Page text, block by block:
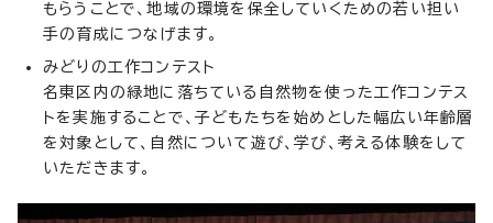
もらうことで、地域の環境を保全していくための若い担い
手の育成につなげます。
みどりの工作コンテスト
名東区内の緑地に落ちている自然物を使った工作コンテス
トを実施することで、子どもたちを始めとした幅広い年齢層
を対象として、自然について遊び、学び、考える体験をして
いただきます。